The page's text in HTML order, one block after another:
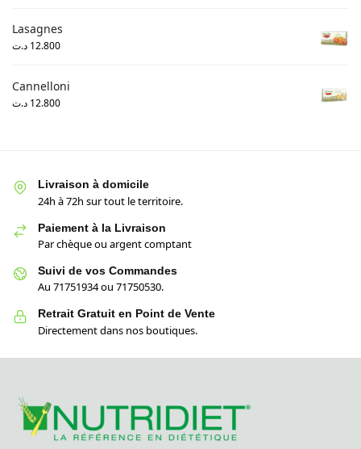
Lasagnes
12.800 د.ت
Cannelloni
12.800 د.ت
Livraison à domicile
24h à 72h sur tout le territoire.
Paiement à la Livraison
Par chèque ou argent comptant
Suivi de vos Commandes
Au 71751934 ou 71750530.
Retrait Gratuit en Point de Vente
Directement dans nos boutiques.